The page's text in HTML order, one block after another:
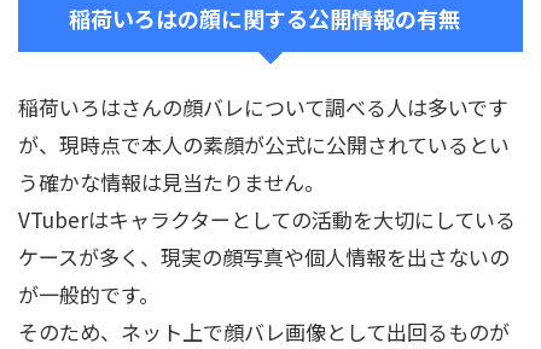
稲荷いろはの顔に関する公開情報の有無
稲荷いろはさんの顔バレについて調べる人は多いです
が、現時点で本人の素顔が公式に公開されているとい
う確かな情報は見当たりません。
VTuberはキャラクターとしての活動を大切にしている
ケースが多く、現実の顔写真や個人情報を出さないの
が一般的です。
そのため、ネット上で顔バレ画像として出回るものが